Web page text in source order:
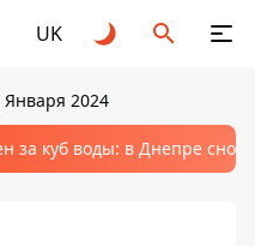
UK
Января 2024
за куб воды: в Днепре